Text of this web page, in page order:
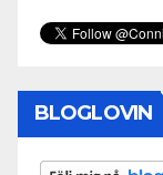
BLOGLOVIN